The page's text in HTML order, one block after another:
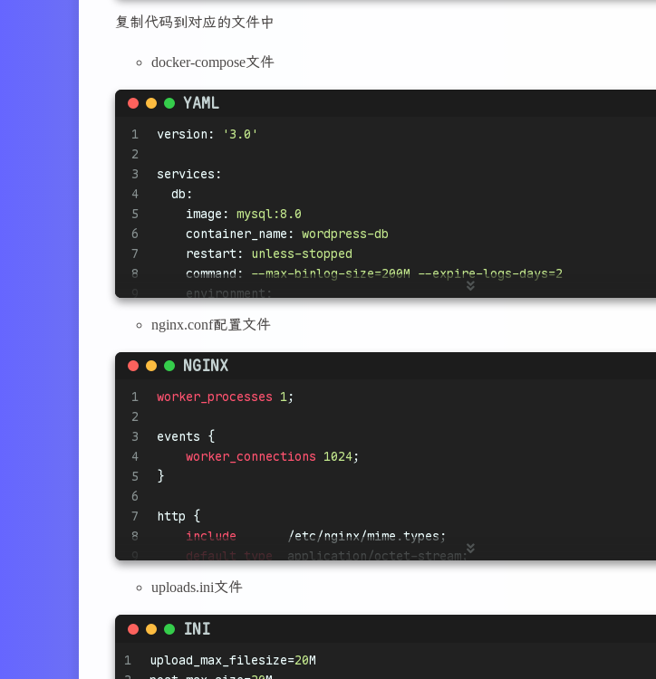
复制代码到对应的文件中
docker-compose文件
YAML
1
2
3
4
5
6
7
8
11
12
13
14
15
16
17
18
19
20
21
23
24
25
26
27
28
version: '3.0'
services:
db:
image: mysql:8.0
container_name: wordpress-db
restart:
unless-stopped
command:
--max-binlog-size=200M --expire-logs-days=2
environment:
MYSQL_DATABASE:
MYSQL_USER: wordpress
# 可修改
MYSQL_PASSWORD:
volumes:
networks:
- default
image:
container_name: wordpress-app
restart:
unless-stopped
environment:
WORDPRESS_DB_HOST:
WORDPRESS_DB_NAME: wordpress
WORDPRESS_DB_USER:
WORDPRESS_DB_PASSWORD:
volumes:
nginx.conf配置文件
NGINX
1
2
3
4
5
6
7
8
11
12
13
14
worker_processes 1;
events {
worker_connections 1024;
}
http {
include
       /etc/nginx/mime.types;
default_type
  application/octet-stream;
sendfile
keepalive_timeout
65;
# 设定最大上传文件大小
uploads.ini文件
INI
1
upload_max_filesize=20M